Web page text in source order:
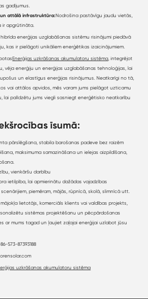
gadījumus.
attālā infrastruktūra:Nodrošina pastāvīgu jaudu vietās,
ir apgrūtināta.
enerģijas uzglabāšanas sistēmu risinājumi piedāvā
kas ir pielāgoti unikāliem enerģētikas izaicinājumiem.
Enerģijas uzkrāšanas akumulatoru sistēma , integrējot
vēja enerģiju un enerģijas uzglabāšanas tehnoloģijas, lai
un elastīgus enerģijas risinājumus. Neatkarīgi no tā,
vai attālos apvidos, mēs varam jums pielāgot uzticamu
lai palīdzētu jums viegli sasniegt enerģētisko neatkarību
īsumā:
pārslēgšana, stabila barošanas padeve bez raizēm
maksimuma samazināšana un ielejas aizpildīšana,
vienkāršu darbību
ietilpība, lai apmierinātu dažādas vajadzības
piemēram, mājās, rūpnīcā, skolā, slimnīcā utt.
lietotājs, komerciāls klients vai valdības projekts,
sistēmas projektēšanu un pēcpārdošanas
ar mums tagad un ļaujiet zaļajai enerģijai uzlabot jūsu
573-87393188
uzkrāšanas akumulatoru sistēma